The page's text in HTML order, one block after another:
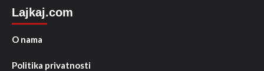
Lajkaj.com
O nama
Politika privatnosti